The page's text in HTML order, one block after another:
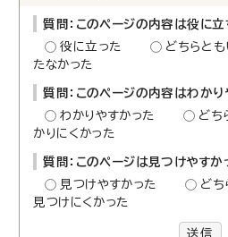
質問：このページの内容は役に立
役に立った
どちらと
たなかった
質問：このページの内容はわか
わかりやすかった
どち
かりにくかった
質問：このページは見つけやすか
見つけやすかった
ど
見つけにくかった
送信